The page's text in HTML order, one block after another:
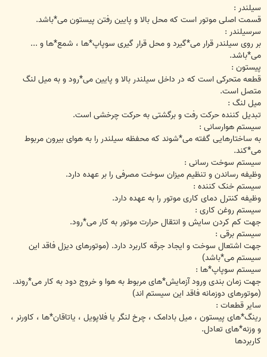
سیلندر :
قسمت اصلی موتور است که محل بالا و پایین رفتن پیستون می*باشد.
سرسیلندر :
بر روی سیلندر قرار می*گیرد و محل قرار گیری سوپاپ*ها ، شمع*ها و ...
می*باشد.
پیستون :
قطعه متحرکی است که در داخل سیلندر بالا و پایین می*رود و به میل لنگ
متصل است.
میل لنگ :
تبدیل کننده حرکت رفت و برگشتی به حرکت چرخشی است.
سیستم هوارسانی :
به ساختارهایی گفته می*شوند که محفظه سیلندر را به هوای بیرون مربوط
می*کند.
سیستم سوخت رسانی :
وظیفه رساندن و تنظیم میزان سوخت مصرفی را بر عهده دارد.
سیستم خنک کننده :
وظیفه کنترل دمای کاری موتور را به عهده دارد.
سیستم روغن کاری :
جهت کم کردن سایش و انتقال حرارت موتور به کار می*رود.
سیستم برقی :
جهت اشتعال سوخت و ایجاد جرقه کاربرد دارد. (موتورهای دیزل فاقد این
سیستم می*باشد)
سیستم سوپاپ*ها :
جهت زمان بندی ورود آزمایش*های مربوط به هوا و خروج دود به کار می*روند.
(موتورهای دوزمانه فاقد این سیستم اند)
سایر قطعات :
رینگ*های پیستون ، میل بادامک ، چرخ لنگر یا فلاپویل ، یاتاقان*ها ، کاورنر ،
و وزنه*های تعادل.
کاربردها